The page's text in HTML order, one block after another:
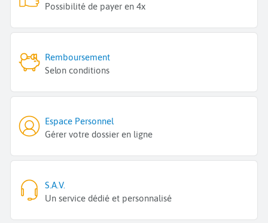
Possibilité de payer en 4x
Remboursement
Selon conditions
Espace Personnel
Gérer votre dossier en ligne
S.A.V.
Un service dédié et personnalisé